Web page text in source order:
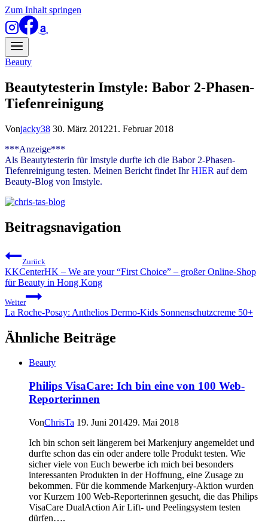
Zum Inhalt springen
Beauty
Beautytesterin Imstyle: Babor 2-Phasen-
Tiefenreinigung
Vonjacky38 30. März 201221. Februar 2018
***Anzeige***
Als Beautytesterin für Imstyle durfte ich die Babor 2-Phasen-
Tiefenreinigung testen. Meinen Bericht findet IhrHIER auf dem
Beauty-Blog von Imstyle.
Beitragsnavigation
Zurück
KKCenterHK – We are your “First Choice” – großer Online-Shop
für Beauty in Hong Kong
Weiter
La Roche-Posay: Anthelios Dermo-Kids Sonnenschutzcreme 50+
Ähnliche Beiträge
Beauty
Philips VisaCare: Ich bin eine von 100 Web-
Reporterinnen
VonChrisTa 19. Juni 201429. Mai 2018
Ich bin schon seit längerem bei Markenjury angemeldet und
durfte schon das ein oder andere tolle Produkt testen. Wie
sicher viele von Euch bewerbe ich mich bei besonders
interessanten Produkten in der Hoffnung, eine Zusage zu
bekommen. Für die kommende Markenjury-Aktion wurden
vor Kurzem 100 Web-Reporterinnen gesucht, die das Philips
VisaCare DualAction Air Lift- und Peelingsystem testen
dürfen….